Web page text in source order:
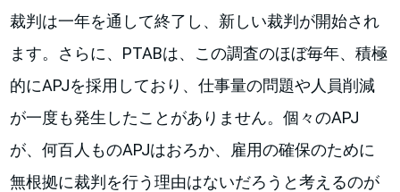
裁判は一年を通して終了し、新しい裁判が開始され
ます。さらに、PTABは、この調査のほぼ毎年、積極
的にAPJを採用しており、仕事量の問題や人員削減
が一度も発生したことがありません。個々のAPJ
が、何百人ものAPJはおろか、雇用の確保のために
無根拠に裁判を行う理由はないだろうと考えるのが